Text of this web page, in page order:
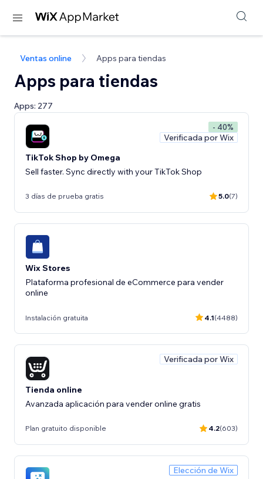
Ventas online Apps para tiendas
Apps para tiendas
Apps: 277
- 40%
Verificada por Wix
TikTok Shop by Omega
Sell faster. Sync directly with your TikTok Shop
3 días de prueba gratis 5.0(7)
Wix Stores
Plataforma profesional de eCommerce para vender
online
Instalación gratuita 4.1(4488)
Verificada por Wix
Tienda online
Avanzada aplicación para vender online gratis
Plan gratuito disponible 4.2(603)
Elección de Wix